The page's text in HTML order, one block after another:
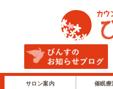
サロン案内 催眠療